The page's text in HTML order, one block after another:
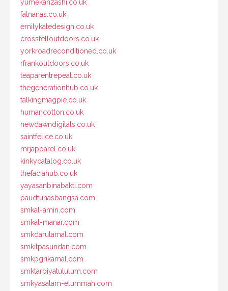
yumekanzashi.co.uk
fatnanas.co.uk
emilykatedesign.co.uk
crossfelloutdoors.co.uk
yorkroadreconditioned.co.uk
rfrankoutdoors.co.uk
teaparentrepeat.co.uk
thegenerationhub.co.uk
talkingmagpie.co.uk
humancotton.co.uk
newdawndigitals.co.uk
saintfelice.co.uk
mrjapparel.co.uk
kinkycatalog.co.uk
thefaciahub.co.uk
yayasanbinabakti.com
paudtunasbangsa.com
smkal-amin.com
smkal-manar.com
smkdarulamal.com
smkitpasundan.com
smkpgrikamal.com
smktarbiyatululum.com
smkyasalam-elummah.com